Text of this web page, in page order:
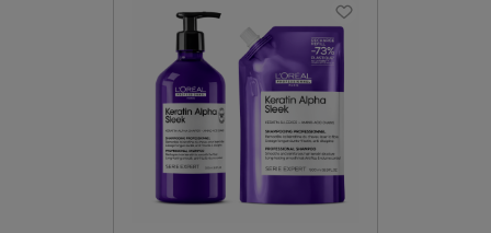
zniszczonych i matowych,
pomaga przywrócić im
zdrowy wygląd, blask oraz
ochronę przed codziennymi
uszkodzeniami. Włosy stają
się silniejsze, bardziej
elastyczne i pełne życia.